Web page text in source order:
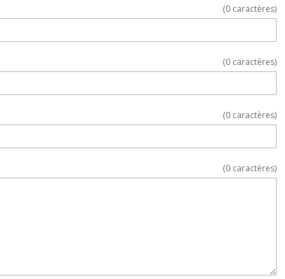
(0 caractères)
(0 caractères)
(0 caractères)
(0 caractères)